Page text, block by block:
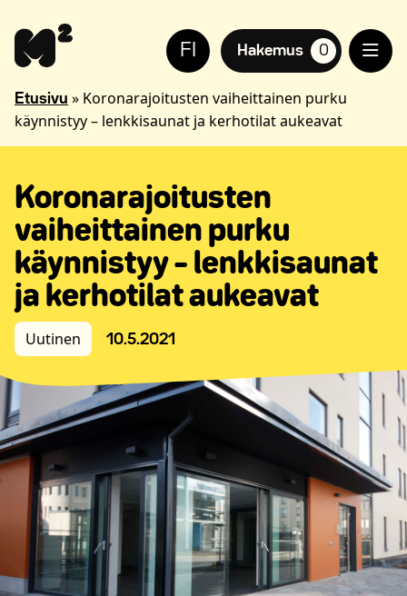
sisältöön
sivuston
käyttöön
FI Hakemus
suosikkiasuntoja,
0
Etusivu » Koronarajoitusten vaiheittainen purku
käynnistyy – lenkkisaunat ja kerhotilat aukeavat
Koronarajoitusten
vaiheittainen purku
käynnistyy – lenkkisaunat
ja kerhotilat aukeavat
Uutinen 10.5.2021